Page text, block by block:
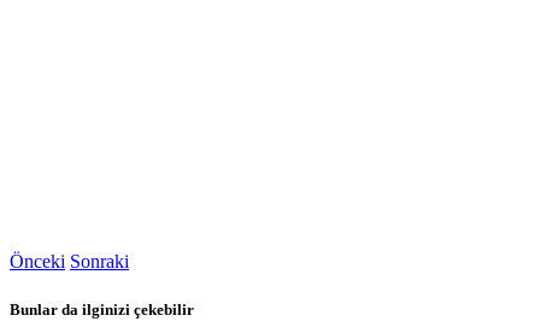
Önceki Sonraki
Bunlar da ilginizi çekebilir